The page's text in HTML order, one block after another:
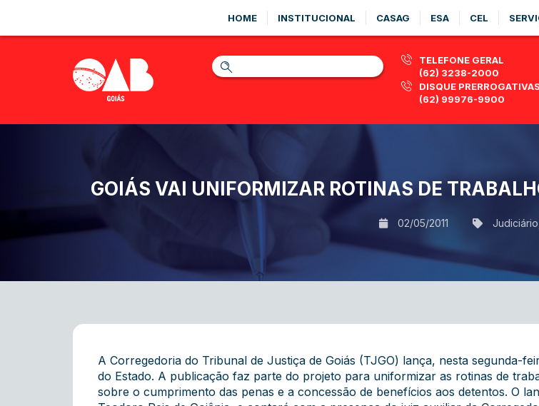
HOME INSTITUCIONAL CASAG ESA CEL
TELEFONE GERAL
(62) 3238-2000
DISQUE PRERROGATIVAS
(62) 99976-9900
GOIÁS VAI UNIFORMIZAR ROTINAS DE
02/05/2011 Judiciário
A Corregedoria do Tribunal de Justiça de Goiás (TJGO) lança, nesta segunda-
do Estado. A publicação faz parte do projeto para uniformizar as rotinas de
sobre o cumprimento das penas e a concessão de benefícios aos detentos. O